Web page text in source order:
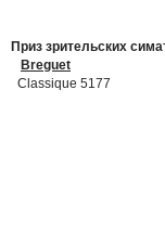
Приз зрительских
Breguet
Classique 5177